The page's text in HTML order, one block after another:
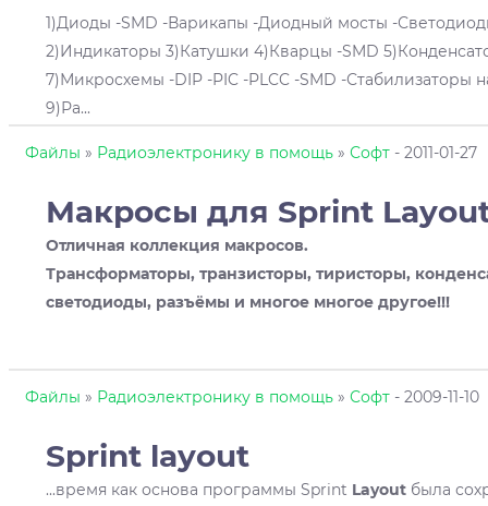
1)Диоды -SMD -Варикапы -Диодный мосты -
2)Индикаторы 3)Катушки 4)Кварцы -SMD
7)Микросхемы -DIP -PIC -PLCC -SMD -
9)Ра...
Файлы » Радиоэлектронику в помощь » Софт - 2011-01-27
Макросы для Sprint
Отличная коллекция макросов.
Трансформаторы, транзисторы, тиристоры,
светодиоды, разъёмы и многое многое другое!!!
Файлы » Радиоэлектронику в помощь » Софт - 2009-11-10
Sprint layout
...время как основа программы Sprint Layoutбыла